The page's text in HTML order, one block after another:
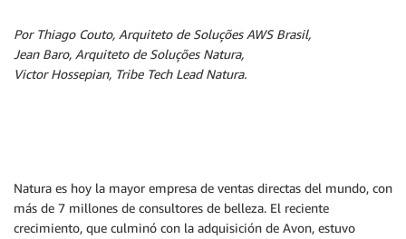
Por Thiago Couto, Arquiteto de Soluções AWS Brasil,
Jean Baro, Arquiteto de Soluções Natura,
Victor Hossepian, Tribe Tech Lead Natura.
Natura es hoy la mayor empresa de ventas directas del mundo, con
más de 7 millones de consultores de belleza. El reciente
crecimiento, que culminó con la adquisición de Avon, estuvo